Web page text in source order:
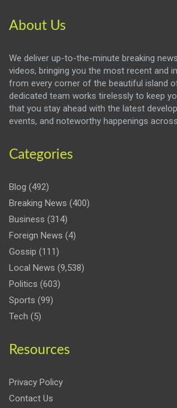
About Us
We deliver up-to-the-minute breaking
videos, bringing you the most recent and
from every corner of the beautiful island
dedicated team works tirelessly to keep
that you stay ahead with the latest
events, and noteworthy happenings
Categories
Blog (492)
Breaking News (400)
Business (314)
Foreign News (4)
Gossip (111)
Local News (9,538)
Politics (603)
Sports (99)
Tech (5)
Resources
Privacy Policy
Contact Us